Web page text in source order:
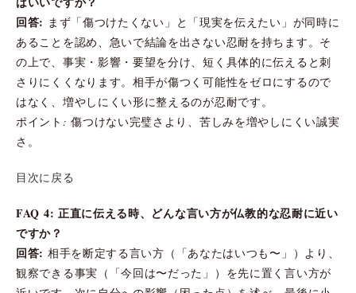
回答: まず「傷つけたくない」と「現実を伝えたい」が同時に
あることを認め、急いで結論を出さない忍耐を持ちます。そ
の上で、事実・影響・要望を分け、短く具体的に伝えると刺
さりにくくなります。相手が傷つく可能性をゼロにするので
はなく、増やしにくい形に整えるのが忍耐です。
ポイント: 傷つけない完璧さより、苦しみを増やしにくい誠実
さ。
目次に戻る
FAQ 4: 正直に伝える時、どんな言い方が仏教的な忍耐に近い
ですか？
回答: 相手を断定する言い方（「あなたはいつも〜」）より、
観察できる事実（「今回は〜だった」）を先に置く言い方が